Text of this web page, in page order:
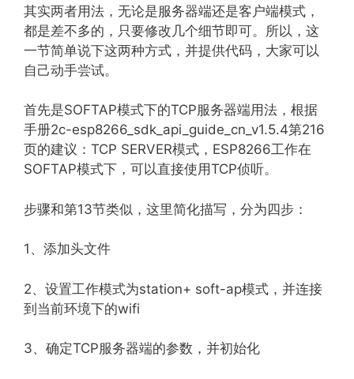
其实两者用法，无论是服务器端还是客户端模式，
都是差不多的，只要修改几个细节即可。所以，这
一节简单说下这两种方式，并提供代码，大家可以
自己动手尝试。
首先是SOFTAP模式下的TCP服务器端用法，根据
手册2c-esp8266_sdk_api_guide_cn_v1.5.4第216
页的建议：TCP SERVER模式，ESP8266工作在
SOFTAP模式下，可以直接使用TCP侦听。
步骤和第13节类似，这里简化描写，分为四步：
1、添加头文件
2、设置工作模式为station+ soft-ap模式，并连接
到当前环境下的wifi
3、确定TCP服务器端的参数，并初始化